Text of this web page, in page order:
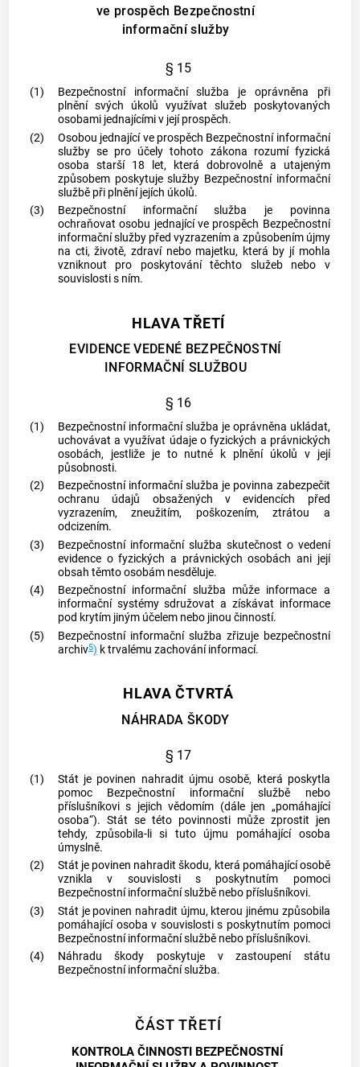
ve prospěch Bezpečnostní
informační služby
§ 15
(1)
Bezpečnostní informační služba je oprávněna při
plnění svých úkolů využívat služeb poskytovaných
osobami jednajícími v její prospěch.
(2)
Osobou jednající ve prospěch Bezpečnostní informační
službyse pro účely tohoto zákona rozumí fyzická
osoba starší 18 let, která dobrovolně a utajeným
způsobem poskytuje služby Bezpečnostní informační
službě při plnění jejích úkolů.
(3)
Bezpečnostní informační služba je povinna
ochraňovatosobu jednající ve prospěch Bezpečnostní
informační služby před vyzrazením a způsobením újmy
na cti, životě, zdraví nebo majetku, která by jí mohla
vzniknout pro poskytování těchto služeb nebo v
souvislosti s ním.
HLAVA TŘETÍ
EVIDENCE VEDENÉ BEZPEČNOSTNÍ
INFORMAČNÍ SLUŽBOU
§ 16
(1)
Bezpečnostní informační služba je oprávněna ukládat,
uchovávat a využívat údaje o fyzických a právnických
osobách, jestliže je to nutné k plnění úkolů v její
působnosti.
(2)
Bezpečnostní informační služba je povinna zabezpečit
ochranu údajů obsažených v evidencích před
vyzrazením, zneužitím, poškozením, ztrátou a
odcizením.
(3)
Bezpečnostní informační služba skutečnost o vedení
evidence o fyzických a právnických osobách ani její
obsah těmto osobám nesděluje.
(4)
Bezpečnostní informační služba může informace a
informační systémy sdružovat a získávat informace
pod krytím jiným účelem nebo jinou činností.
(5)
Bezpečnostní informační služba zřizuje bezpečnostní
archiv5) k trvalému zachování informací.
HLAVA ČTVRTÁ
NÁHRADA ŠKODY
§ 17
(1)
Stát je povinen nahradit újmu osobě, která poskytla
pomoc Bezpečnostní informační službě nebo
příslušníkovi s jejich vědomím (dále jen „pomáhající
osoba“). Stát se této povinnosti může zprostit jen
tehdy, způsobila-li si tuto újmu pomáhající osoba
úmyslně.
(2)
Stát je povinen nahradit škodu, která pomáhající osobě
vznikla v souvislosti s poskytnutím pomoci
Bezpečnostní informační službě nebo příslušníkovi.
(3)
Stát je povinen nahradit újmu, kterou jinému způsobila
pomáhající osoba v souvislosti s poskytnutím pomoci
Bezpečnostní informační službě nebo příslušníkovi.
(4)
Náhradu škody poskytuje v zastoupení státu
Bezpečnostní informační služba.
ČÁST TŘETÍ
KONTROLA ČINNOSTI BEZPEČNOSTNÍ